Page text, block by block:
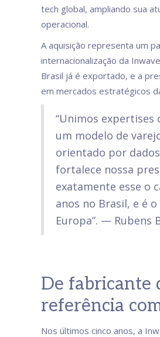
tech global, ampliando sua
operacional.
A aquisição representa um
internacionalização da
Brasil já é exportado, e a
em mercados estratégicos
“Unimos
um modelo de
orientado por
fortalece nossa
exatamente esse o
anos no Brasil, e é
Europa”. — Rubens
De fabricante
referência
Nos últimos cinco anos, a